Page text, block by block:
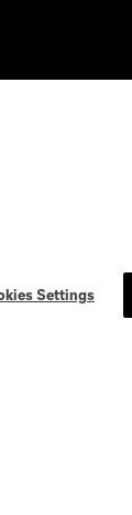
no autorizado
Settings